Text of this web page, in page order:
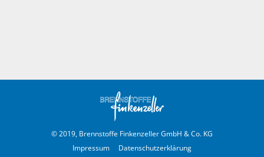
© 2019, Brennstoffe Finkenzeller GmbH & Co. KG
Impressum
Datenschutzerklärung